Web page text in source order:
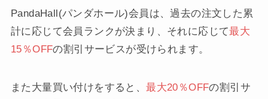
PandaHall(パンダホール)会員は、過去の注文した累
計に応じて会員ランクが決まり、それに応じて最大
15％OFFの割引サービスが受けられます。
また大量買い付けをすると、最大20％OFFの割引サ